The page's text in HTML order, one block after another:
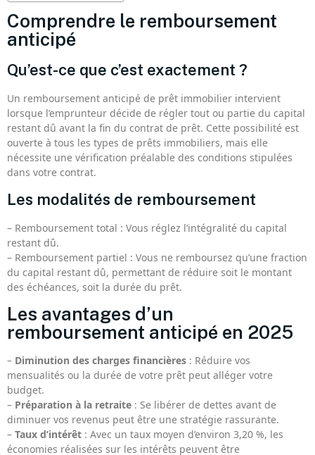
Comprendre le remboursement
anticipé
Qu’est-ce que c’est exactement ?
Un remboursement anticipé de prêt immobilier intervient
lorsque l’emprunteur décide de régler tout ou partie du capital
restant dû avant la fin du contrat de prêt. Cette possibilité est
ouverte à tous les types de prêts immobiliers, mais elle
nécessite une vérification préalable des conditions stipulées
dans votre contrat.
Les modalités de remboursement
– Remboursement total : Vous réglez l’intégralité du capital
restant dû.
– Remboursement partiel : Vous ne remboursez qu’une fraction
du capital restant dû, permettant de réduire soit le montant
des échéances, soit la durée du prêt.
Les avantages d’un
remboursement anticipé en 2025
– Diminution des charges financières : Réduire vos
mensualités ou la durée de votre prêt peut alléger votre
budget.
– Préparation à la retraite : Se libérer de dettes avant de
diminuer vos revenus peut être une stratégie rassurante.
– Taux d’intérêt : Avec un taux moyen d’environ 3,20 %, les
économies réalisées sur les intérêts peuvent être